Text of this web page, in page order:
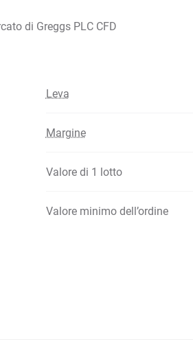
di Greggs PLC CFD
Leva
Margine
Valore di 1 lotto
Valore minimo dell’ordine